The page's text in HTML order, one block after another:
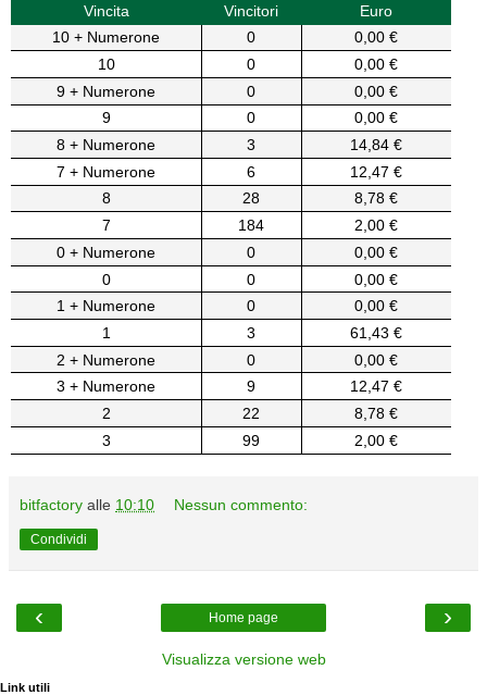
Vincita Vincitori
Euro
10 + Numerone
0
0,00 €
10
0
0,00 €
9 + Numerone
0
0,00 €
9
0
0,00 €
8 + Numerone
3
14,84 €
7 + Numerone
6
12,47 €
8
28
8,78 €
7
184
2,00 €
0 + Numerone
0
0,00 €
0
0
0,00 €
1 + Numerone
0
0,00 €
1
3
61,43 €
2 + Numerone
0
0,00 €
3 + Numerone
9
12,47 €
2
22
8,78 €
3
99 2,00 €
bitfactory alle 10:10 Nessun commento:
Condividi
‹ ›
Home page
Visualizza versione web
Link utili